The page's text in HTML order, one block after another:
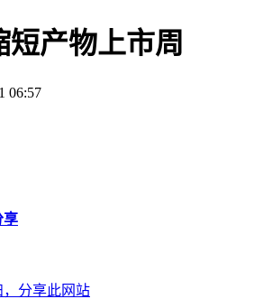
产物上市周
06:57
享
分享此网站